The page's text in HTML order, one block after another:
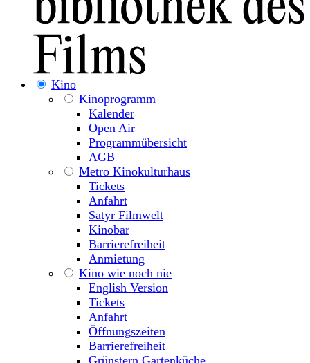
Kino
Kinoprogramm
Kalender
Open Air
Programmübersicht
AGB
Metro Kinokulturhaus
Tickets
Anfahrt
Satyr Filmwelt
Kinobar
Barrierefreiheit
Anmietung
Kino wie noch nie
English Version
Tickets
Anfahrt
Öffnungszeiten
Barrierefreiheit
Grünstern Gartenküche